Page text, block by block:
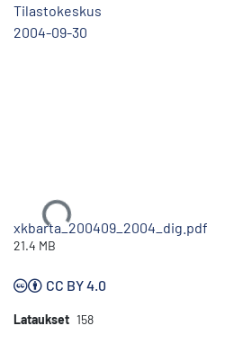
Tilastokeskus
2004-09-30
Ladataan...
xkbarta_200409_2004_dig.pdf
21.4 MB
CC BY 4.0
Lataukset 158